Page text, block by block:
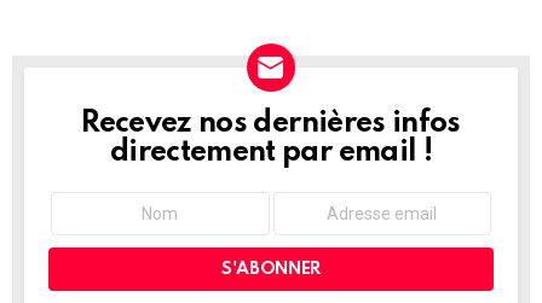
NEWSLETTER
Recevez nos dernières infos
directement par email !